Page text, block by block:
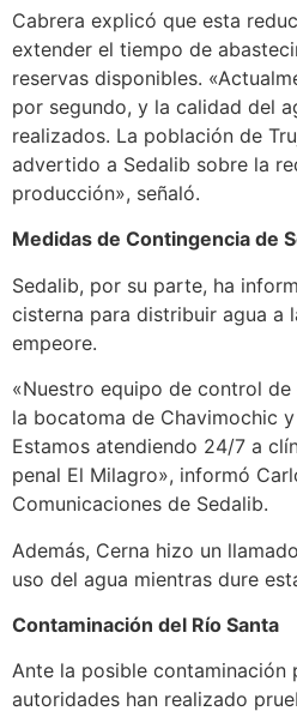
Cabrera explicó que esta
extender el tiempo de
reservas disponibles.
por segundo, y la calidad del
realizados. La población de
advertido a Sedalib sobre la
producción», señaló.
Medidas de Contingencia de
Sedalib, por su parte, ha
cisterna para distribuir agua a
empeore.
«Nuestro equipo de control
la bocatoma de Chavimochic
Estamos atendiendo 24/7 a
penal El Milagro», informó
Comunicaciones de Sedalib.
Además, Cerna hizo un
uso del agua mientras dure
Contaminación del Río Santa
Ante la posible contaminación
autoridades han realizado